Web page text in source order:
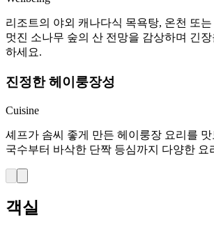
리조트의 야외 캐나다식 목욕탕, 온천 또
멋진 소나무 숲의 산 전망을 감상하며 긴장
하세요.
진정한 헤이룽장성
Cuisine
셰프가 솜씨 좋게 만든 헤이룽장 요리를
국수부터 바삭한 단짝 등심까지 다양한 요
객실